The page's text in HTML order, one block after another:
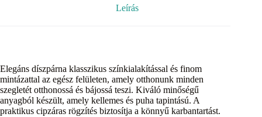
Leírás
Elegáns díszpárna klasszikus színkialakítással és finom
mintázattal az egész felületen, amely otthonunk minden
szegletét otthonossá és bájossá teszi. Kiváló minőségű
anyagból készült, amely kellemes és puha tapintású. A
praktikus cipzáras rögzítés biztosítja a könnyű karbantartást.